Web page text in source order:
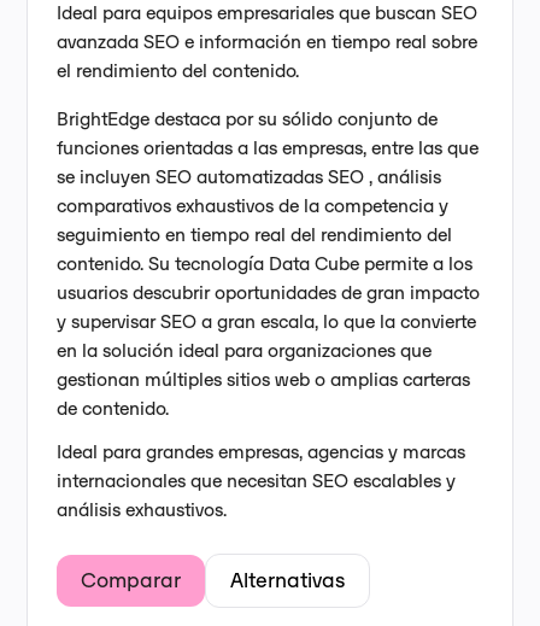
Ideal para equipos empresariales que buscan SEO
avanzada SEO e información en tiempo real sobre
el rendimiento del contenido.
BrightEdge destaca por su sólido conjunto de
funciones orientadas a las empresas, entre las que
se incluyen SEO automatizadas SEO , análisis
comparativos exhaustivos de la competencia y
seguimiento en tiempo real del rendimiento del
contenido. Su tecnología Data Cube permite a los
usuarios descubrir oportunidades de gran impacto
y supervisar SEO a gran escala, lo que la convierte
en la solución ideal para organizaciones que
gestionan múltiples sitios web o amplias carteras
de contenido.
Ideal para grandes empresas, agencias y marcas
internacionales que necesitan SEO escalables y
análisis exhaustivos.
Comparar Alternativas